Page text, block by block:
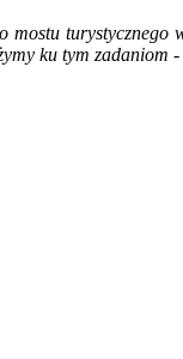
mostu
ku tym zadaniom -